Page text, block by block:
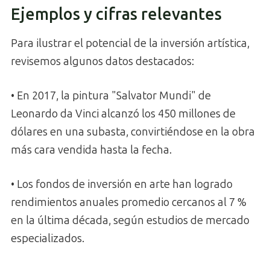
Ejemplos y cifras relevantes
Para ilustrar el potencial de la inversión artística,
revisemos algunos datos destacados:
• En 2017, la pintura "Salvator Mundi" de
Leonardo da Vinci alcanzó los 450 millones de
dólares en una subasta, convirtiéndose en la obra
más cara vendida hasta la fecha.
• Los fondos de inversión en arte han logrado
rendimientos anuales promedio cercanos al 7 %
en la última década, según estudios de mercado
especializados.